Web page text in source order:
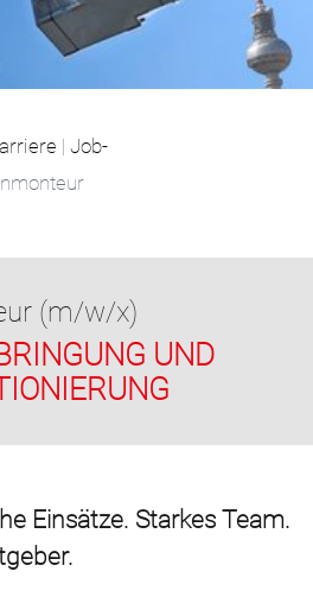
| Job-
(m/w/x)
UND
Einsätze. Starkes Team.